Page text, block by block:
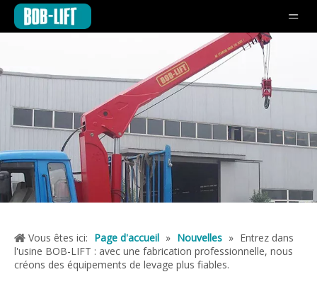
Vous êtes ici: Page d'accueil » Nouvelles » Entrez dans
l'usine BOB-LIFT : avec une fabrication professionnelle, nous
créons des équipements de levage plus fiables.